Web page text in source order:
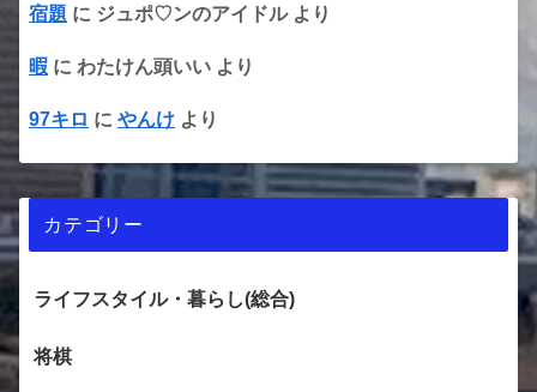
宿題 に ジュポ♡ンのアイドルより
暇 に わたけん頭いい より
97キロ に やんけ より
カテゴリー
ライフスタイル・暮らし(総合)
将棋